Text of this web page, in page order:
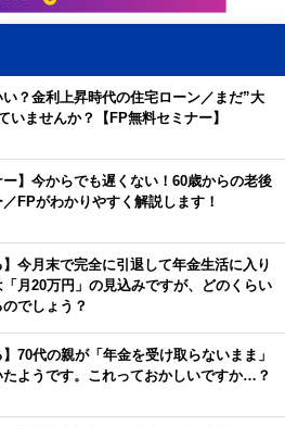
い？金利上昇時代の住宅ローン／まだ”大
いませんか？【FP無料セミナー】
ー】今からでも遅くない！60歳からの老後
FPがわかりやすく解説します！
】今月末で完全に引退して年金生活に入り
「月20万円」の見込みですが、どのくらい
でしょう？
】70代の親が「年金を受け取らないまま」
たようです。これっておかしいですか…？